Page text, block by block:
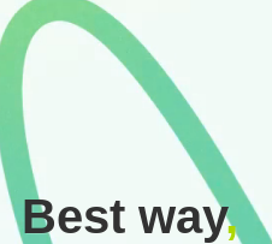
Best way,